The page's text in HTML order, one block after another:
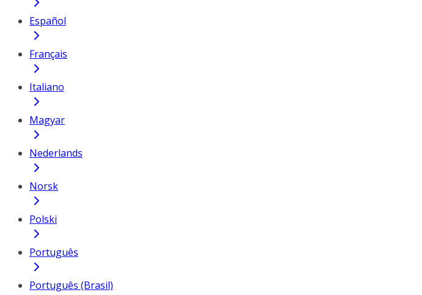
Español
Français
Italiano
Magyar
Nederlands
Norsk
Polski
Português
Português (Brasil)